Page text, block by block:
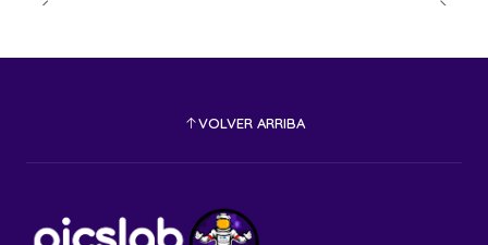
VOLVER ARRIBA